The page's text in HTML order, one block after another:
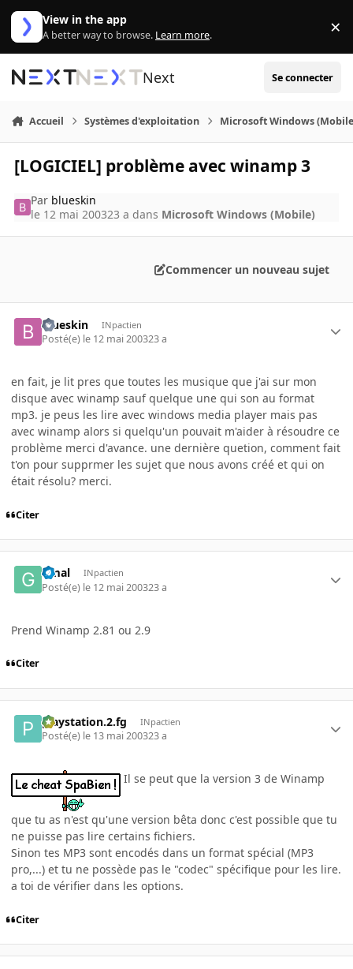
Aller au contenu
View in the app
A better way to browse. Learn more. ×
Next Se connecter
Accueil Systèmes d'exploitation Microsoft Windows
[LOGICIEL] problème avec winamp 3
Par blueskin
le 12 mai 200323 a dans Microsoft Windows (Mobile)
Commencer un nouveau sujet
blueskin INpactien
Posté(e) le 12 mai 200323 a
en fait, je lit pres que toutes les musique que j'ai sur mon
disque avec winamp sauf quelque une qui son au format
mp3. je peus les lire avec windows media player mais pas
avec winamp alors si quelqu'un pouvait m'aider à résoudre ce
problème merci d'avance. une dernière quetion, comment fait
t'on pour supprmer les sujet que nous avons créé et qui on
était résolu? merci.
Citer
Gmal INpactien
Posté(e) le 12 mai 200323 a
Prend Winamp 2.81 ou 2.9
Citer
playstation.2.fg INpactien
Posté(e) le 13 mai 200323 a
Il se peut que la version 3 de Winamp
que tu as n'est qu'une version bêta donc c'est possible que tu
ne puisse pas lire certains fichiers.
Sinon tes MP3 sont encodés dans un format spécial (MP3
pro,...) et tu ne possède pas le "codec" spécifique pour les lire.
a toi de vérifier dans les options.
Citer